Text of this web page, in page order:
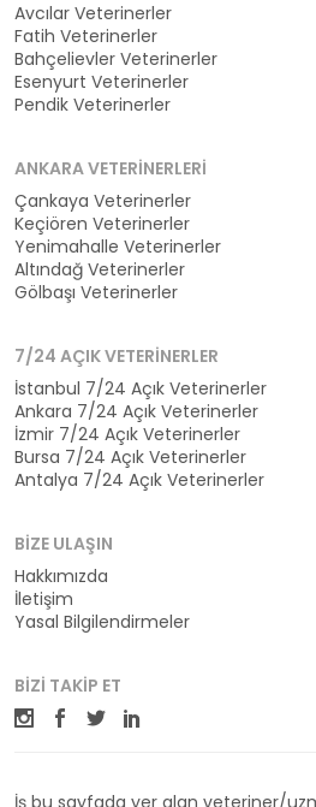
Avcılar Veterinerler
Fatih Veterinerler
Bahçelievler Veterinerler
Esenyurt Veterinerler
Pendik Veterinerler
ANKARA VETERINERLERI
Çankaya Veterinerler
Keçiören Veterinerler
Yenimahalle Veterinerler
Altındağ Veterinerler
Gölbaşı Veterinerler
7/24 AÇIK VETERINERLER
İstanbul 7/24 Açık Veterinerler
Ankara 7/24 Açık Veterinerler
İzmir 7/24 Açık Veterinerler
Bursa 7/24 Açık Veterinerler
Antalya 7/24 Açık Veterinerler
BIZE ULAŞIN
Hakkımızda
İletişim
Yasal Bilgilendirmeler
BIZI TAKIP ET